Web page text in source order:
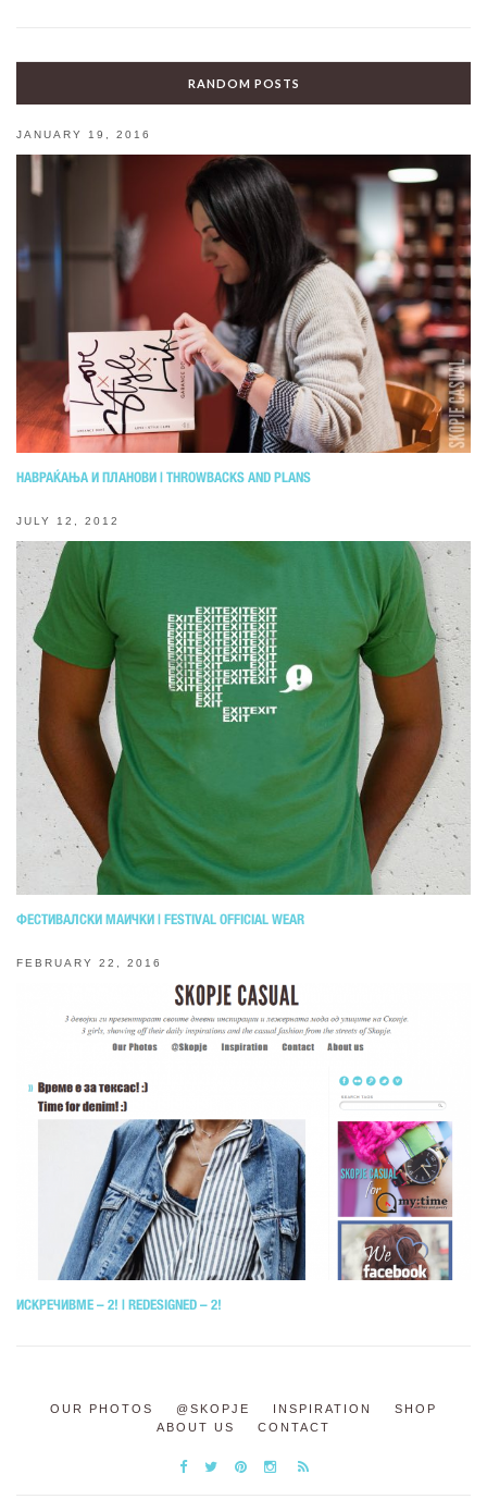
RANDOM POSTS
JANUARY 19, 2016
НАВРАЌАЊА И ПЛАНОВИ | THROWBACKS AND PLANS
JULY 12, 2012
ФЕСТИВАЛСКИ МАИЧКИ | FESTIVAL OFFICIAL WEAR
FEBRUARY 22, 2016
ИСКРЕЧИВМЕ – 2! | REDESIGNED – 2!
OUR PHOTOS @SKOPJE INSPIRATION
SHOP
ABOUT US
CONTACT